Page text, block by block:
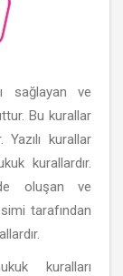
sağlayan ve
Bu kurallar
kurallar
kurallardır.
oluşan ve
tarafından
kuralları